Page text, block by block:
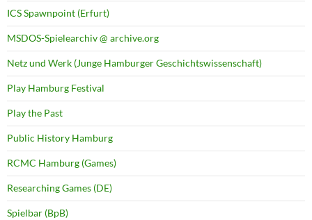
ICS Spawnpoint (Erfurt)
MSDOS-Spielearchiv @ archive.org
Netz und Werk (Junge Hamburger Geschichtswissenschaft)
Play Hamburg Festival
Play the Past
Public History Hamburg
RCMC Hamburg (Games)
Researching Games (DE)
Spielbar (BpB)